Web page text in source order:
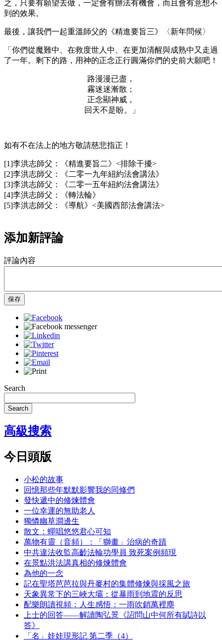
之，只要有願望去做，一定會有辦法有機會，而且會有意想不
到的效果。
最後，讓我們一起重溫師父的《精進要旨三》〈新年問候〉
「你們從魔難中、在救度世人中、在更加清醒與成熟中又走過
了一年。剩下的路，用神的正念正行圓滿你們的史前大願吧！
路漫漫已盡，
霧迷迷漸散；
正念顯神威，
回天不是盼。」
如有不在法上的地方敬請慈悲指正！
[1]李洪志師父：《精進要旨二》<排除干擾>
[2]李洪志師父：《二零一九年紐約法會講法》
[3]李洪志師父：《二零一五年紐約法會講法》
[4]李洪志師父：《轉法輪》
[5]李洪志師父：《導航》<美國西部法會講法>
添加新評論
評論內容
保存
Search
Search
高級搜索
今日頭版
小松的故事
回憶那些年默默影響我的同修們
發快遞中的修煉體會
一位幸運的無助老人
獨憐幽草澗邊生
散文：蟬唱悠悠君心可知
萬物有靈（音頻）：「獅畫」治病的奇蹟
中共違法收監高齡法輪功學員 致死案例頻現
在景點洪法講真相的修煉體會
為他的一念
記在聖塔芭芭拉與丹麥村的集體修煉與採風之旅
天象異常下的三峽大壩：從暴雨到地震的反思
配樂朗讀視頻：人生感悟：一雨吹銷萬裡塵
上士的回答——解讀陶弘景《詔問山中何所有賦詩以
答》
「名」娃娃現形記 第二季（4）